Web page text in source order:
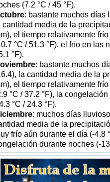
(7.2 °C / 45 °F).
: bastante muchos días
cantidad media de la
el tiempo relativamente
°C / 51.3 °F), el frío en las
°F).
: bastante muchos
la cantidad media de la
el tiempo relativamente
°C / 37.2 °F), la
°C / 24.3 °F).
: muchos días
media de la
frío aún durante el día (-4.8
durante noches (-